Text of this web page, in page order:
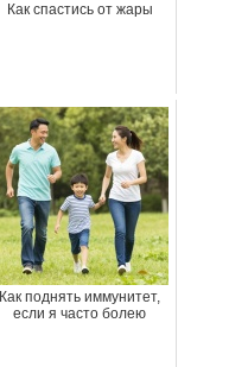
Как спастись от жары
Как поднять иммунитет,
если я часто болею